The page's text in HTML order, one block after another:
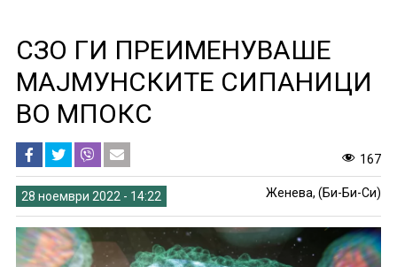
СЗО ГИ ПРЕИМЕНУВАШЕ
МАЈМУНСКИТЕ СИПАНИЦИ
ВО МПОКС
167
28 ноември 2022 - 14:22 Женева, (Би-Би-Си)